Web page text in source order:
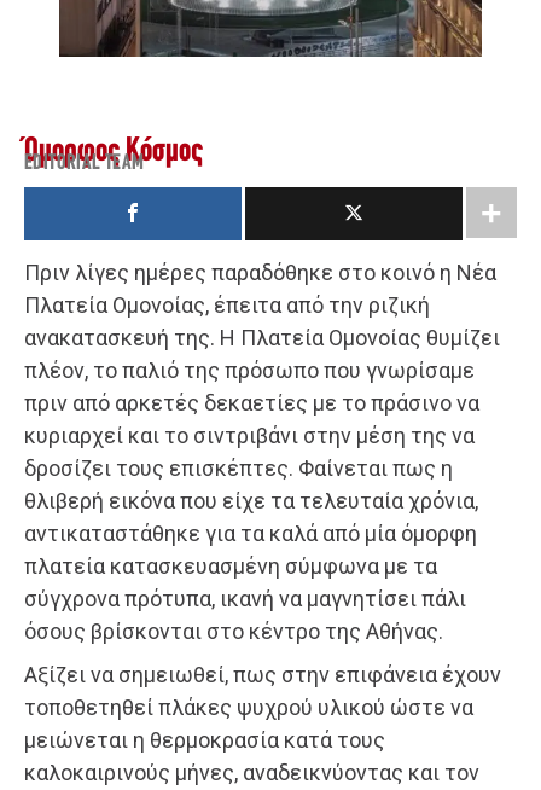
Όμορφος Κόσμος
EDITORIAL TEAM
Πριν λίγες ημέρες παραδόθηκε στο κοινό η Νέα
Πλατεία Ομονοίας, έπειτα από την ριζική
ανακατασκευή της. Η Πλατεία Ομονοίας θυμίζει
πλέον, το παλιό της πρόσωπο που γνωρίσαμε
πριν από αρκετές δεκαετίες με το πράσινο να
κυριαρχεί και το σιντριβάνι στην μέση της να
δροσίζει τους επισκέπτες. Φαίνεται πως η
θλιβερή εικόνα που είχε τα τελευταία χρόνια,
αντικαταστάθηκε για τα καλά από μία όμορφη
πλατεία κατασκευασμένη σύμφωνα με τα
σύγχρονα πρότυπα, ικανή να μαγνητίσει πάλι
όσους βρίσκονται στο κέντρο της Αθήνας.
Αξίζει να σημειωθεί, πως στην επιφάνεια έχουν
τοποθετηθεί πλάκες ψυχρού υλικού ώστε να
μειώνεται η θερμοκρασία κατά τους
καλοκαιρινούς μήνες, αναδεικνύοντας και τον